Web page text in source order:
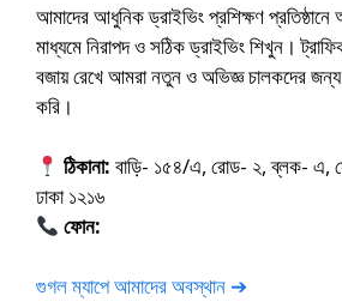
আমাদের আধুনিক ড্রাইভিং প্রশিক্ষণ প্রতিষ্ঠানে
মাধ্যমে নিরাপদ ও সঠিক ড্রাইভিং শিখুন।
বজায় রেখে আমরা নতুন ও অভিজ্ঞ চালকদের জন্য
করি।
ঠিকানা: বাড়ি- ১৫৪/এ, রোড- ২, ব্লক- এ,
ঢাকা ১২১৬
ফোন:
গুগল ম্যাপে আমাদের অবস্থান ➔